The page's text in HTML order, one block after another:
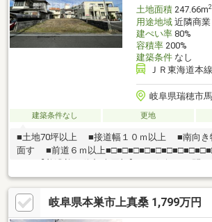
土地面積247.66m2
用途地域近隣商業
建ぺい率80%
容積率200%
建築条件なし
ＪＲ東海道本
岐阜県瑞穂市
建築条件なし 更地
■土地70坪以上 ■接道幅１０ｍ以上 ■南向
面す ■前道６ｍ以上
2222【美濃善不動産 売買部】へお気軽にお問い
岐阜市内で黄色い店舗・黄色い看板・黄色い車
りませんか。私たちが美濃善不動産です！岐阜
の不動産エキスパート！土地探しも住まい探し
ことならお任せ下さい。■売買保有物件1000件
岐阜県本巣市上真桑 1,799万円